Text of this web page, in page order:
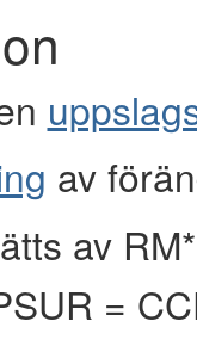
av
av
=